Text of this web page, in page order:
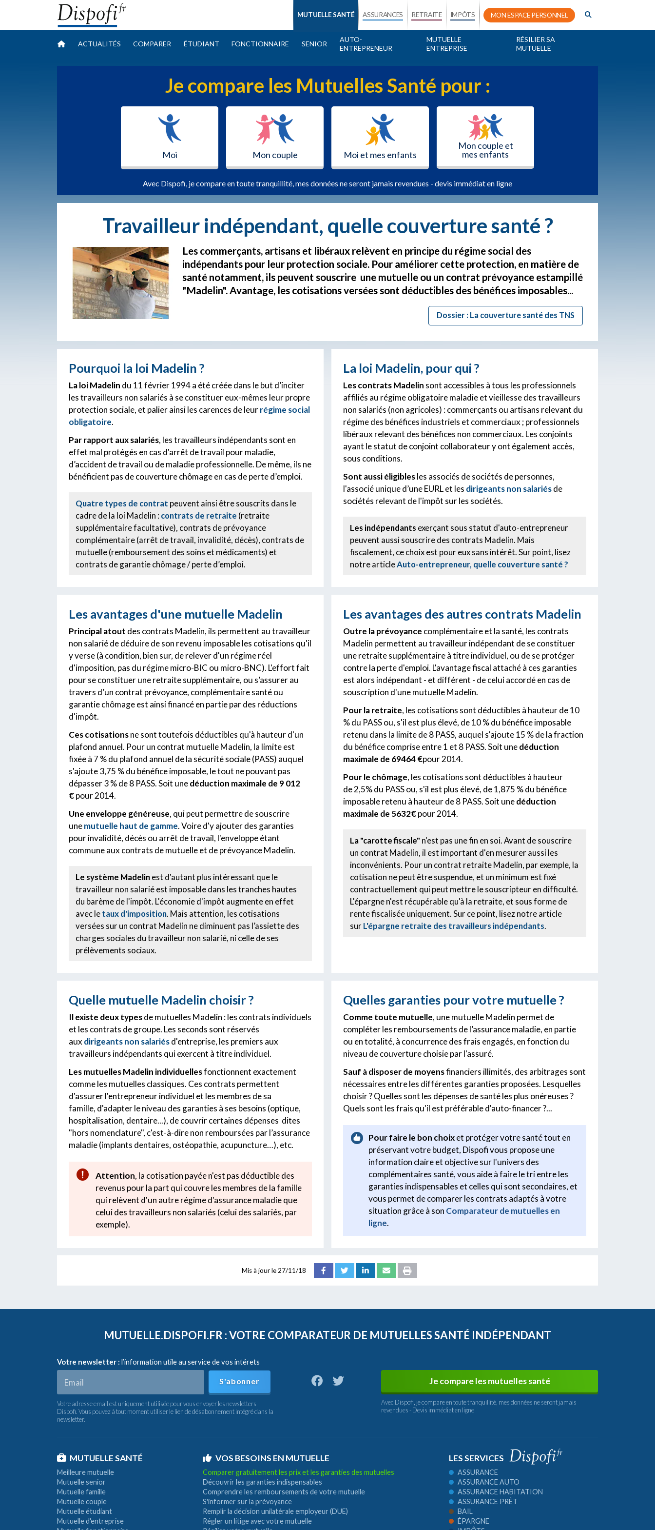
MUTUELLE SANTÉ ASSURANCES RETRAITE IMPÔTS MON ESPACE PERSONNEL
ACTUALITÉS COMPARER ÉTUDIANT FONCTIONNAIRE SENIOR
AUTO-
ENTREPRENEUR
MUTUELLE
ENTREPRISE
RÉSILIER SA
MUTUELLE
Je compare les Mutuelles Santé pour :
Moi Mon couple Moi et mes enfants
Mon couple et
mes enfants
Avec Dispofi, je compare en toute tranquillité, mes données ne seront jamais revendues - devis immédiat en ligne
Travailleur indépendant, quelle couverture santé ?
Les commerçants, artisans et libéraux relèvent en principe du régime social des
indépendants pour leur protection sociale. Pour améliorer cette protection, en matière de
santé notamment, ils peuvent souscrire une mutuelle ou un contrat prévoyance estampillé
"Madelin". Avantage, les cotisations versées sont déductibles des bénéfices imposables...
Dossier : La couverture santé des TNS
Pourquoi la loi Madelin ?
La loi Madelin du 11 février 1994 a été créée dans le but d’inciter
les travailleurs non salariés à se constituer eux-mêmes leur propre
protection sociale, et palier ainsi les carences de leurrégime social
obligatoire.
Par rapport aux salariés, les travailleurs indépendants sont en
effet mal protégés en cas d'arrêt de travail pour maladie,
d’accident de travail ou de maladie professionnelle. De même, ils ne
bénéficient pas de couverture chômage en cas de perte d’emploi.
Quatre types de contrat peuvent ainsi être souscrits dans le
cadre de la loi Madelin : contrats de retraite (retraite
supplémentaire facultative), contrats de prévoyance
complémentaire (arrêt de travail, invalidité, décès), contrats de
mutuelle (remboursement des soins et médicaments) et
contrats de garantie chômage / perte d’emploi.
La loi Madelin, pour qui ?
Les contrats Madelin sont accessibles à tous les professionnels
affiliés au régime obligatoire maladie et vieillesse des travailleurs
non salariés (non agricoles) : commerçants ou artisans relevant du
régime des bénéfices industriels et commerciaux ; professionnels
libéraux relevant des bénéfices non commerciaux. Les conjoints
ayant le statut de conjoint collaborateur y ont également accès,
sous conditions.
Sont aussi éligiblesles associés de sociétés de personnes,
l'associé unique d’une EURL et les dirigeants non salariésde
sociétés relevant de l'impôt sur les sociétés.
Les indépendants exerçant sous statut d'auto-entrepreneur
peuvent aussi souscrire des contrats Madelin. Mais
fiscalement, ce choix est pour eux sans intérêt. Sur point, lisez
notre articleAuto-entrepreneur, quelle couverture santé ?
Les avantages d'une mutuelle Madelin
Principal atout des contrats Madelin, ils permettent au travailleur
non salarié de déduire de son revenu imposable les cotisations qu'il
y verse (à condition, bien sur, de relever d'un régime réel
d'imposition, pas du régime micro-BIC ou micro-BNC). L'effort fait
pour se constituer une retraite supplémentaire, ou s’assurer au
travers d’un contrat prévoyance, complémentaire santé ou
garantie chômage est ainsi financé en partie par des réductions
d'impôt.
Ces cotisationsne sont toutefois déductibles qu'à hauteur d'un
plafond annuel. Pour un contrat mutuelle Madelin, la limite est
fixée à 7 % du plafond annuel de la sécurité sociale (PASS) auquel
s'ajoute 3,75 % du bénéfice imposable, le tout ne pouvant pas
dépasser 3 % de 8 PASS. Soit unedéduction maximale de 9 012
€pour 2014.
Une enveloppe généreuse, qui peut permettre de souscrire
unemutuelle haut de gamme. Voire d'y ajouter des garanties
pour invalidité, décès ou arrêt de travail, l'enveloppe étant
commune aux contrats de mutuelle et de prévoyance Madelin.
Le système Madelinest d'autant plus intéressant que le
travailleur non salarié est imposable dans les tranches hautes
du barème de l'impôt. L'économie d'impôt augmente en effet
avec letaux d'imposition. Mais attention, les cotisations
versées sur un contrat Madelin ne diminuent pas l’assiette des
charges sociales du travailleur non salarié, ni celle de ses
prélèvements sociaux.
Les avantages des autres contrats Madelin
Outre la prévoyance complémentaire et la santé, les contrats
Madelin permettent au travailleur indépendant de se constituer
une retraite supplémentaire à titre individuel, ou de se protéger
contre la perte d'emploi. L'avantage fiscal attaché à ces garanties
est alors indépendant - et différent - de celui accordé en cas de
souscription d'une mutuelle Madelin.
Pour la retraite, les cotisations sont déductibles à hauteur de 10
% du PASS ou, s'il est plus élevé, de 10 % du bénéfice imposable
retenu dans la limite de 8 PASS, auquel s'ajoute 15 % de la fraction
du bénéfice comprise entre 1 et 8 PASS. Soit unedéduction
maximale de 69464 €pour 2014.
Pour le chômage, les cotisations sont déductibles à hauteur
de 2,5% du PASS ou, s'il est plus élevé, de 1,875 % du bénéfice
imposable retenu à hauteur de 8 PASS. Soit unedéduction
maximale de 5632€pour 2014.
La "carotte fiscale" n'est pas une fin en soi. Avant de souscrire
un contrat Madelin, il est important d'en mesurer aussi les
inconvénients. Pour un contrat retraite Madelin, par exemple, la
cotisation ne peut être suspendue, et un minimum est fixé
contractuellement qui peut mettre le souscripteur en difficulté.
L'épargne n'est récupérable qu'à la retraite, et sous forme de
rente fiscalisée uniquement. Sur ce point, lisez notre article
surL'épargne retraite des travailleurs indépendants.
Quelle mutuelle Madelin choisir ?
Il existe deux typesde mutuelles Madelin : les contrats individuels
et les contrats de groupe. Les seconds sont réservés
auxdirigeants non salariésd'entreprise, les premiers aux
travailleurs indépendants qui exercent à titre individuel.
Les mutuelles Madelin individuellesfonctionnent exactement
comme les mutuelles classiques. Ces contrats permettent
d'assurer l'entrepreneur individuel et les membres de sa
famille, d'adapter le niveau des garanties à ses besoins (optique,
hospitalisation, dentaire...), de couvrir certaines dépenses dites
"hors nomenclature", c'est-à-dire non remboursées par l’assurance
maladie (implants dentaires, ostéopathie, acupuncture…), etc.
Attention, la cotisation payée n'est pas déductible des
revenus pour la part qui couvre les membres de la famille
qui relèvent d'un autre régime d'assurance maladie que
celui des travailleurs non salariés (celui des salariés, par
exemple).
Quelles garanties pour votre mutuelle ?
Comme toute mutuelle, une mutuelle Madelin permet de
compléter les remboursements de l’assurance maladie, en partie
ou en totalité, à concurrence des frais engagés, en fonction du
niveau de couverture choisie par l'assuré.
Sauf à disposer de moyensfinanciers illimités, des arbitrages sont
nécessaires entre les différentes garanties proposées. Lesquelles
choisir ? Quelles sont les dépenses de santé les plus onéreuses ?
Quels sont les frais qu'il est préférable d'auto-financer ?...
Pour faire le bon choixet protéger votre santé tout en
préservant votre budget, Dispofi vous propose une
information claire et objective sur l'univers des
complémentaires santé, vous aide à faire le tri entre les
garanties indispensables et celles qui sont secondaires, et
vous permet de comparer les contrats adaptés à votre
situation grâce à son Comparateur de mutuelles en
ligne.
Mis à jour le 27/11/18
MUTUELLE.DISPOFI.FR : VOTRE COMPARATEUR DE MUTUELLES SANTÉ INDÉPENDANT
Votre newsletter : l’information utile au service de vos intérets
S'abonner
Votre adresse email est uniquement utilisée pour vous envoyer les newsletters
Dispofi. Vous pouvez à tout moment utiliser le lien de désabonnement intégré dans la
newsletter.
Je compare les mutuelles santé
Avec Dispofi, je compare en toute tranquillité, mes données ne seront jamais
revendues - Devis immédiat en ligne
MUTUELLE SANTÉ
Meilleure mutuelle
Mutuelle senior
Mutuelle famille
Mutuelle couple
Mutuelle étudiant
Mutuelle d'entreprise
VOS BESOINS EN MUTUELLE
Comparer gratuitement les prix et les garanties des mutuelles
Découvrir les garanties indispensables
Comprendre les remboursements de votre mutuelle
S'informer sur la prévoyance
Remplir la décision unilatérale employeur (DUE)
Régler un litige avec votre mutuelle
LES SERVICES
ASSURANCE
ASSURANCE AUTO
ASSURANCE HABITATION
ASSURANCE PRÊT
BAIL
ÉPARGNE